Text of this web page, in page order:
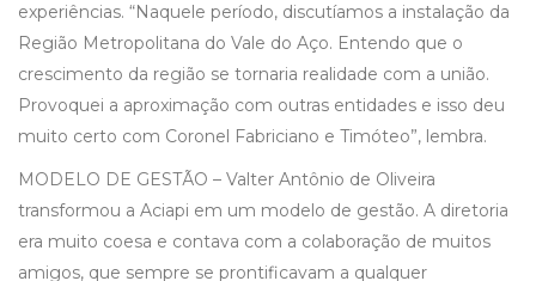
experiências. “Naquele período, discutíamos a instalação da
Região Metropolitana do Vale do Aço. Entendo que o
crescimento da região se tornaria realidade com a união.
Provoquei a aproximação com outras entidades e isso deu
muito certo com Coronel Fabriciano e Timóteo”, lembra.
MODELO DE GESTÃO – Valter Antônio de Oliveira
transformou a Aciapi em um modelo de gestão. A diretoria
era muito coesa e contava com a colaboração de muitos
amigos, que sempre se prontificavam a qualquer